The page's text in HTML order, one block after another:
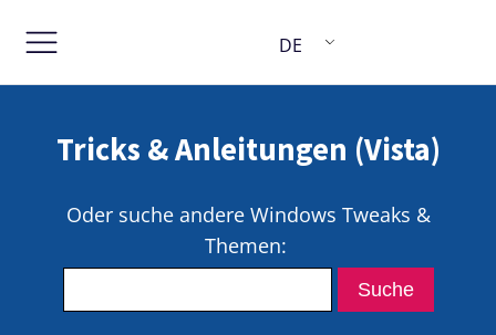
DE
Tricks & Anleitungen (Vista)
Oder suche andere Windows Tweaks &
Themen: